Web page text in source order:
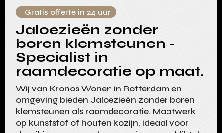
Gratis offerte in 24 uur
Jaloezieën zonder
boren klemsteunen -
Specialist in
raamdecoratie op maat.
Wij van Kronos Wonen in Rotterdam en
omgeving bieden Jaloezieën zonder boren
klemsteunen als raamdecoratie. Maatwerk
op kunststof of houten kozijn, ideaal voor